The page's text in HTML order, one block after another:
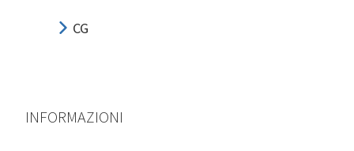
CG
INFORMAZIONI